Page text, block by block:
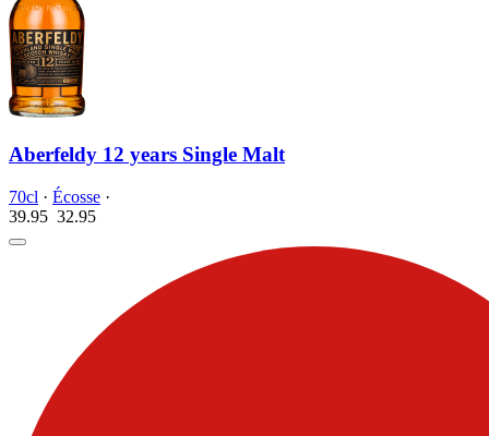
Aberfeldy 12 years Single Malt
70cl · Écosse ·
39.95 32.95